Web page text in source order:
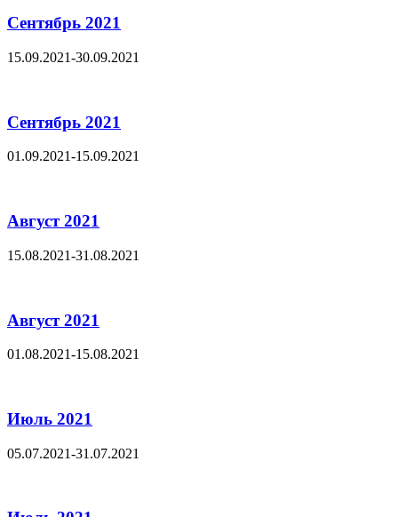
Сентябрь 2021
15.09.2021-30.09.2021
Сентябрь 2021
01.09.2021-15.09.2021
Август 2021
15.08.2021-31.08.2021
Август 2021
01.08.2021-15.08.2021
Июль 2021
05.07.2021-31.07.2021